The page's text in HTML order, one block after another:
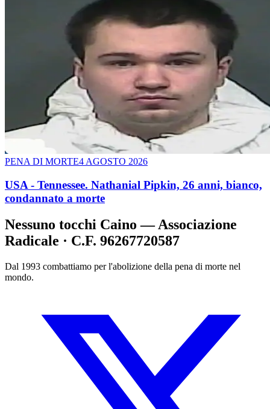
PENA DI MORTE4 AGOSTO 2026
USA - Tennessee. Nathanial Pipkin, 26 anni, bianco,
condannato a morte
Nessuno tocchi Caino — Associazione
Radicale · C.F. 96267720587
Dal 1993 combattiamo per l'abolizione della pena di morte nel
mondo.